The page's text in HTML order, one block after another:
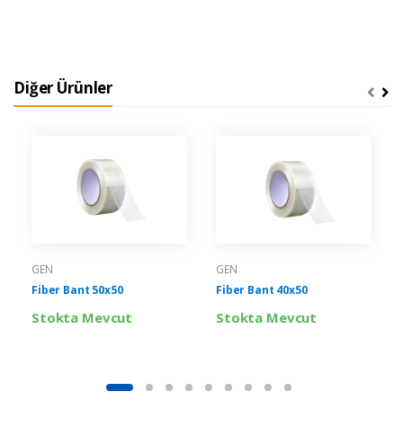
Diğer Ürünler
GEN
Fiber Bant 50x50
Stokta Mevcut
GEN
Fiber Bant 40x50
Stokta Mevcut